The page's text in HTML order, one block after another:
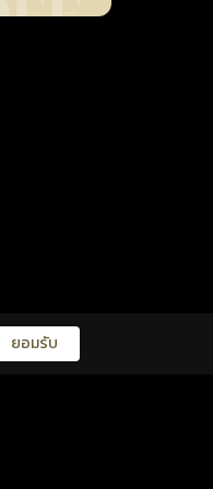
ยอมรับ